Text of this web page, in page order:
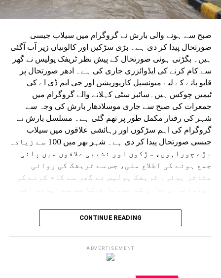
بوائز انٹر کالج شامل ہوں گے۔
صبح سے ہونے والی بارش نے گروگرام میں سیلاب جیسی
صورتحال پیدا کر دی ہے۔ بڑی سڑکیں اور کالونیاں زیر آب آگئی
ہیں۔ بگڑتی ہوئی صورتحال کے پیش نظر ٹریفک پولیس نے گھر
سے کام کرنے کی ایڈوائزری جاری کی ہے۔ ادھر صورتحال پر
قابو پانے کے لیے میونسپل کارپوریشن اور جی ایم ڈی اے کی
ٹیمیں چوکس ہیں۔سائبر سٹی کہلانے والے گروگرام میں
جمعرات کی صبح سے جاری موسلادھار بارش کی وجہ سے
شہر کی رفتار مکمل طور پر تھم گئی ہے۔ مسلسل بارش نے
گروگرام کی اہم سڑکوں اور رہائشی علاقوں میں سیلاب
جیسی صورتحال پیدا کر دی ہے۔ شہر بھر میں 100 سے زیادہ
بڑے چوراہوں، سڑکوں اور نشیبی علاقوں میں پانی
جمع ہونے کی اطلاع ملی، جس سے ٹریفک کی روانی
متاثر ہوئی۔ ٹریفک پولیس نے گھر سے کام کرنے کی
سے دہلی کی طرف جانے والا انڈر پاس کئی فٹ پانی سے
بھر گیا۔ ایک گاڑی رک گئی اور پانی بھرنے میں
پھنس گئی۔ اسی طرح سرائے الوردی ریلوے انڈر پاس
مکمل طور پر زیر آب آ گیا جس سے گاڑیوں کی
آمدورفت مکمل طور پر متاثر ہوئی۔ ڈرائیورز اپنی
CONTINUE READING
ADVERTISEMENT